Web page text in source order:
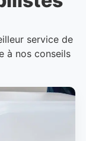
service de
à nos conseils